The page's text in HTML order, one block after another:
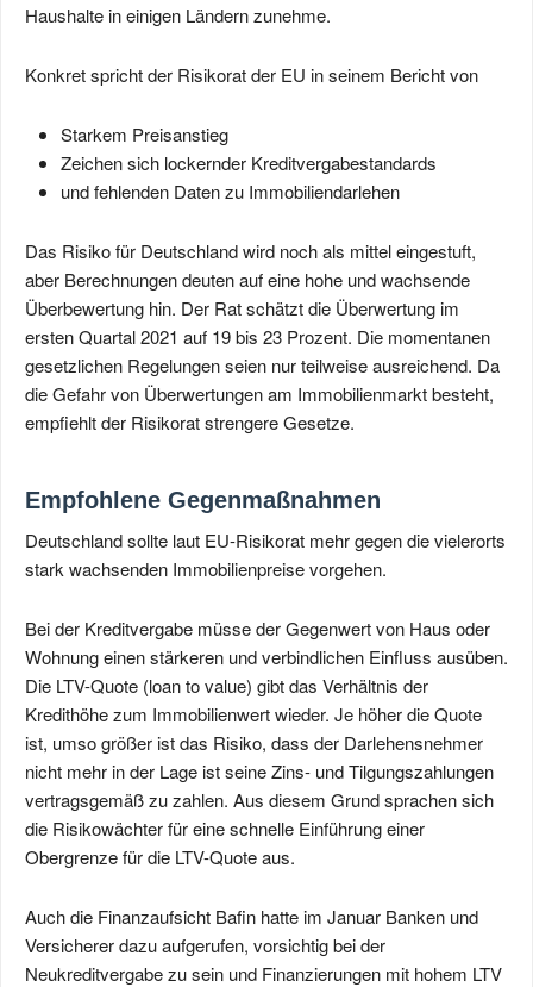
Haushalte in einigen Ländern zunehme.
Konkret spricht der Risikorat der EU in seinem Bericht von
Starkem Preisanstieg
Zeichen sich lockernder Kreditvergabestandards
und fehlenden Daten zu Immobiliendarlehen
Das Risiko für Deutschland wird noch als mittel eingestuft,
aber Berechnungen deuten auf eine hohe und wachsende
Überbewertung hin. Der Rat schätzt die Überwertung im
ersten Quartal 2021 auf 19 bis 23 Prozent. Die momentanen
gesetzlichen Regelungen seien nur teilweise ausreichend. Da
die Gefahr von Überwertungen am Immobilienmarkt besteht,
empfiehlt der Risikorat strengere Gesetze.
Empfohlene Gegenmaßnahmen
Deutschland sollte laut EU-Risikorat mehr gegen die vielerorts
stark wachsenden Immobilienpreise vorgehen.
Bei der Kreditvergabe müsse der Gegenwert von Haus oder
Wohnung einen stärkeren und verbindlichen Einfluss ausüben.
Die LTV-Quote (loan to value) gibt das Verhältnis der
Kredithöhe zum Immobilienwert wieder. Je höher die Quote
ist, umso größer ist das Risiko, dass der Darlehensnehmer
nicht mehr in der Lage ist seine Zins- und Tilgungszahlungen
vertragsgemäß zu zahlen. Aus diesem Grund sprachen sich
die Risikowächter für eine schnelle Einführung einer
Obergrenze für die LTV-Quote aus.
Auch die Finanzaufsicht Bafin hatte im Januar Banken und
Versicherer dazu aufgerufen, vorsichtig bei der
Neukreditvergabe zu sein und Finanzierungen mit hohem LTV